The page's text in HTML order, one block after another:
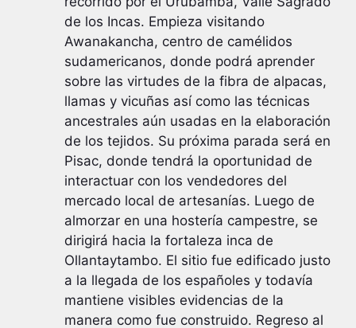
de los Incas. Empieza visitando
Awanakancha, centro de camélidos
sudamericanos, donde podrá aprender
sobre las virtudes de la fibra de alpacas,
llamas y vicuñas así como las técnicas
ancestrales aún usadas en la elaboración
de los tejidos. Su próxima parada será en
Pisac, donde tendrá la oportunidad de
interactuar con los vendedores del
mercado local de artesanías. Luego de
almorzar en una hostería campestre, se
dirigirá hacia la fortaleza inca de
Ollantaytambo. El sitio fue edificado justo
a la llegada de los españoles y todavía
mantiene visibles evidencias de la
manera como fue construido. Regreso al